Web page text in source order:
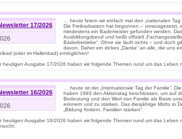
17/2026
… heute feiern wir einfach mal den „nationalen Tag
Die Freibadsaison hat begonnen – vorausgesetzt,
mindestens ein Bademeister gefunden werden.
Ausbildungsberuf und heißt offiziell
Bäderbetriebe“. Ohne sie läuft nichts – und doch
davon. Daher ein dickes „Danke“ an alle, die uns
(oder im Hallenbad) ermöglichen!
heutigen Ausgabe 17/2026 haben wir folgende Themen rund um das Leben
16/2026
… heute ist der „Internationale Tag der Familie“.
haben 1993 den Aktionstag beschlossen, um auf
Bedeutung und den Wert von Familie als Basis
erinnern und zu stärken. Das diesjährige Motto in
„Bildung fördern, Familien stärken“.
heutigen Ausgabe 16/2026 haben wir folgende Themen rund um das Leben